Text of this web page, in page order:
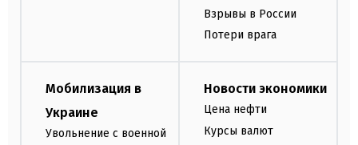
Взрывы в России
Потери врага
Мобилизация в
Украине
Увольнение с военной
Новости экономики
Цена нефти
Курсы валют